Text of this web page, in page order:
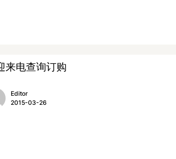
来电查询订购
Editor
2015-03-26